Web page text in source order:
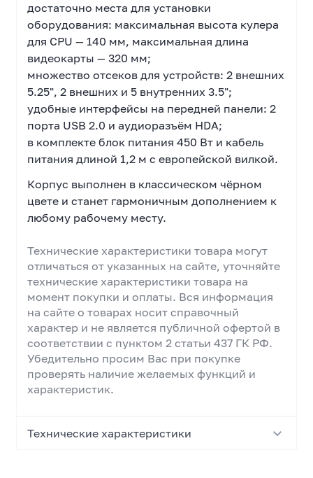
достаточно места для установки
оборудования: максимальная высота кулера
для CPU — 140 мм, максимальная длина
видеокарты — 320 мм;
множество отсеков для устройств: 2 внешних
5.25", 2 внешних и 5 внутренних 3.5";
удобные интерфейсы на передней панели: 2
порта USB 2.0 и аудиоразъём HDA;
в комплекте блок питания 450 Вт и кабель
питания длиной 1,2 м с европейской вилкой.
Корпус выполнен в классическом чёрном
цвете и станет гармоничным дополнением к
любому рабочему месту.
Технические характеристики товара могут
отличаться от указанных на сайте, уточняйте
технические характеристики товара на
момент покупки и оплаты. Вся информация
на сайте о товарах носит справочный
характер и не является публичной офертой в
соответствии с пунктом 2 статьи 437 ГК РФ.
Убедительно просим Вас при покупке
проверять наличие желаемых функций и
характеристик.
Технические характеристики